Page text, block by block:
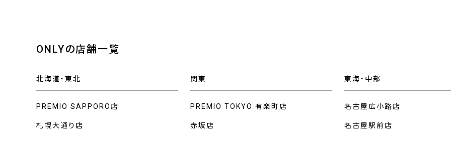
ONLYの店舗一覧
北海道・東北
PREMIO SAPPORO店
札幌大通り店
関東
PREMIO TOKYO 有楽町店
赤坂店
東海・中部
名古屋広小路店
名古屋駅前店